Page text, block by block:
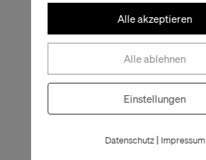
Alle akzeptieren
Alle ablehnen
Einstellungen
Datenschutz| Impressum